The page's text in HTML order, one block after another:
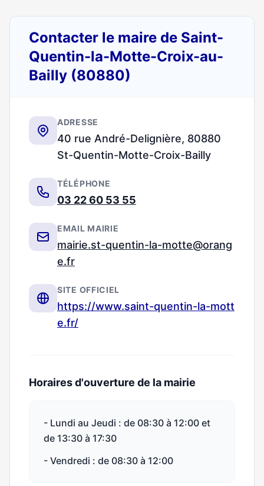
Contacter le maire de Saint-
Quentin-la-Motte-Croix-au-
Bailly (80880)
ADRESSE
40 rue André-Delignière, 80880
St-Quentin-Motte-Croix-Bailly
TÉLÉPHONE
03 22 60 53 55
EMAIL MAIRIE
mairie.st-quentin-la-motte@orang
e.fr
SITE OFFICIEL
https://www.saint-quentin-la-mott
e.fr/
Horaires d'ouverture de la mairie
- Lundi au Jeudi : de 08:30 à 12:00 et
de 13:30 à 17:30
- Vendredi : de 08:30 à 12:00